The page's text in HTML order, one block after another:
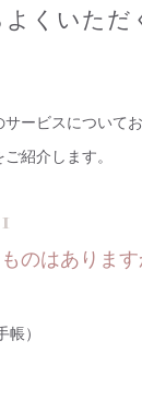
よくいただ
ービスについて
紹介します。
のはあります
帳）